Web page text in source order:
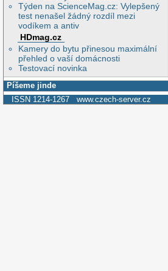
Týden na ScienceMag.cz: Vylepšený
test nenašel žádný rozdíl mezi
vodíkem a antiv
HDmag.cz
Kamery do bytu přinesou maximální
přehled o vaší domácnosti
Testovací novinka
Píšeme jinde
ISSN 1214-1267 www.czech-server.cz